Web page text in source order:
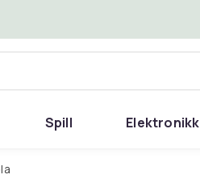
Spill Elektronikk